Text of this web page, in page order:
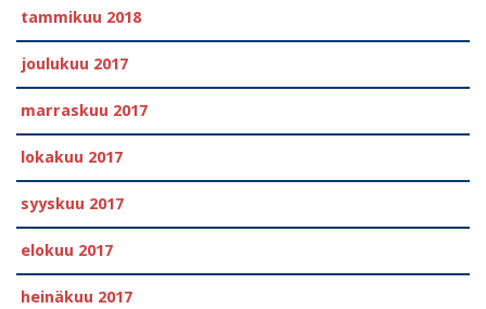
tammikuu 2018
joulukuu 2017
marraskuu 2017
lokakuu 2017
syyskuu 2017
elokuu 2017
heinäkuu 2017